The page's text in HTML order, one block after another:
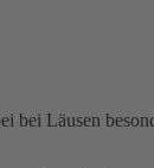
Läusen